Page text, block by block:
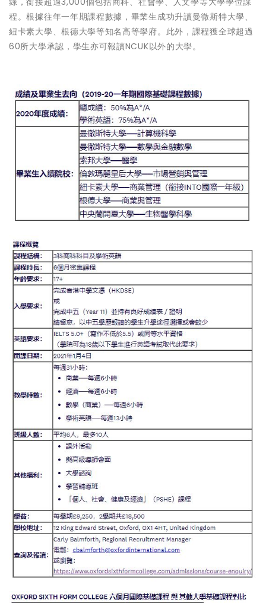
程。根據往年一年期課程數據，畢業生成功升讀曼徹斯特大學、
紐卡素大學、根德大學等知名高等學府。此外，課程獲全球超過
60所大學承認，學生亦可報讀NCUK以外的大學。